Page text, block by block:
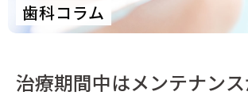
歯科コラム
治療期間中はメンテナン